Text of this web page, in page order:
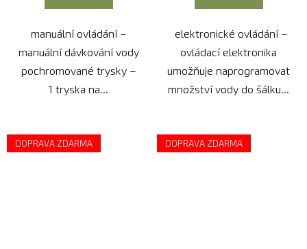
manuální ovládání –
manuální dávkování vody
pochromované trysky –
1 tryska na...
elektronické ovládání –
ovládací elektronika
umožňuje naprogramovat
množství vody do šálku...
DOPRAVA ZDARMA DOPRAVA ZDARMA